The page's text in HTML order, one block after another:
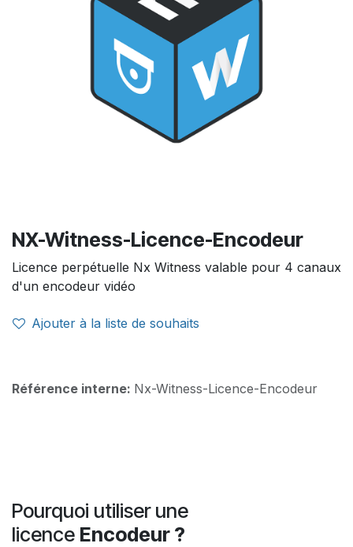
NX-Witness-Licence-Encodeur
Licence perpétuelle Nx Witness valable pour 4 canaux
d'un encodeur vidéo
Ajouter à la liste de souhaits
Référence interne: Nx-Witness-Licence-Encodeur
Pourquoi utiliser une
licence Encodeur ?